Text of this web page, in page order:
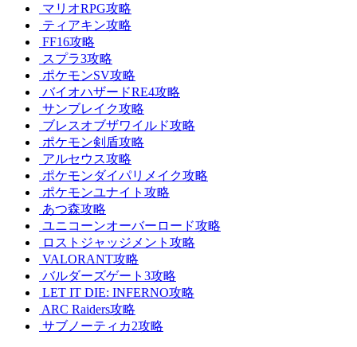
マリオRPG攻略
ティアキン攻略
FF16攻略
スプラ3攻略
ポケモンSV攻略
バイオハザードRE4攻略
サンブレイク攻略
ブレスオブザワイルド攻略
ポケモン剣盾攻略
アルセウス攻略
ポケモンダイパリメイク攻略
ポケモンユナイト攻略
あつ森攻略
ユニコーンオーバーロード攻略
ロストジャッジメント攻略
VALORANT攻略
バルダーズゲート3攻略
LET IT DIE: INFERNO攻略
ARC Raiders攻略
サブノーティカ2攻略